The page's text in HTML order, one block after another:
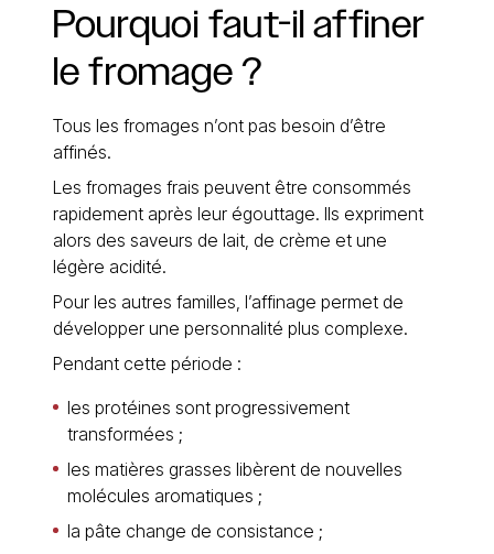
Pourquoi faut-il affiner
lefromage?
Tous les fromages n’ont pas besoin d’être
affinés.
Les fromages frais peuvent être consommés
rapidement après leur égouttage. Ils expriment
alors des saveurs de lait, de crème et une
légère acidité.
Pour les autres familles, l’affinage permet de
développer une personnalité plus complexe.
Pendant cette période :
les protéines sont progressivement
transformées ;
les matières grasses libèrent de nouvelles
molécules aromatiques ;
la pâte change de consistance ;